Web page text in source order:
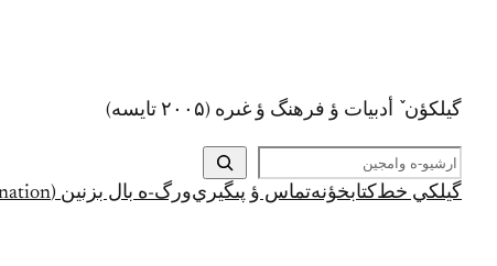
گيلکؤن ٚ أدبیات ؤ فرهنگ ؤ غىره (۲۰۰۵ تايسه)
ج
س
تگيلکي خط کتابخؤنهتماس ؤ پىگيريورگ-ه بال بزنين (Support and Donation)